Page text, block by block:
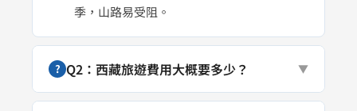
季，山路易受阻。
? Q2：西藏旅遊費用大概要多少？ ▼